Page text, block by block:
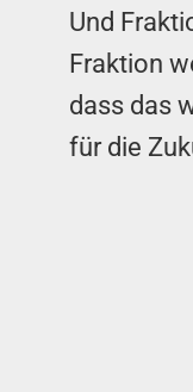
Und
Fraktion
dass das
für die